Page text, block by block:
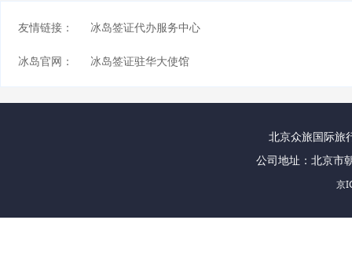
友情链接： 冰岛签证代办服务中心
冰岛官网： 冰岛签证驻华大使馆
北京众旅国际旅
公司地址：北京市
京